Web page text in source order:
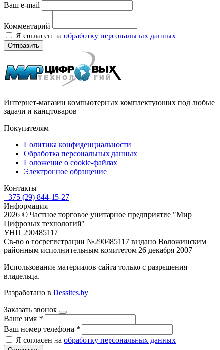
Ваш e-mail
Комментарий
Я согласен на обработку персональных данных
Отправить
Интернет-магазин компьютерных комплектующих под любые
задачи и канцтоваров
Покупателям
Политика конфиденциальности
Обработка персональных данных
Положение о cookie-файлах
Электронное обращение
Контакты
+375 (29) 844-15-27
Информация
2026 © Частное торговое унитарное предприятие "Мир
Цифровых технологий"
УНП 290485117
Св-во о госрегистрации №290485117 выдано Воложинским
районным исполнительным комитетом 26 декабря 2007
Использование материалов сайта только с разрешения
владельца.
Разработано в Dessites.by
Заказать звонок
Ваше имя *
Ваш номер телефона *
Я согласен на обработку персональных данных